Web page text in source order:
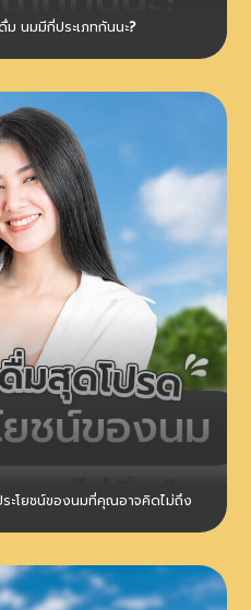
นมมีกี่ประเภทกันนะ?
โยชน์ของนมที่คุณอาจคิดไม่ถึง